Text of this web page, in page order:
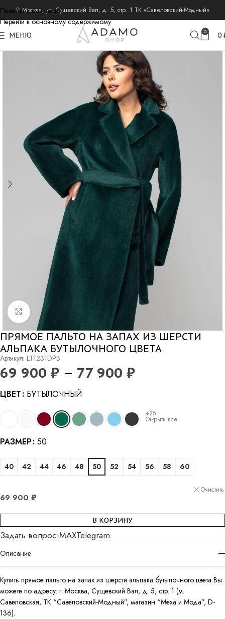
Перейти к навигации
Перейти к основному содержимому
⚲ Москва, ул. Сущевский Вал, д. 5, стр. 1 ТК «Савеловский-Модный»
МЕНЮ 0 0
главная пальто из шерсти альпака пальто альпака демисезонные
Нажмите, чтобы увеличить
ПРЯМОЕ ПАЛЬТО НА ЗАПАХ ИЗ ШЕРСТИ
АЛЬПАКА БУТЫЛОЧНОГО ЦВЕТА
Артикул: LT1231DPB
69 900 ₽ – 77 900 ₽
ЦВЕТ БУТЫЛОЧНЫЙ
+25
Открыть все
РАЗМЕР 50
40 42 44 46 48 50 52 54 56 58 60
Очистить
69 900 ₽
В КОРЗИНУ
Alternative:
Задать вопрос:MAXTelegram
Описание
Купить прямое пальто на запах из шерсти альпака бутылочного цвета Вы
можете по адресу: г. Москва, Сущевский Вал, д. 5, стр. 1 (м.
Савеловская, ТК “Савеловский-Модный”, магазин “Меха и Мода”, D-
136).